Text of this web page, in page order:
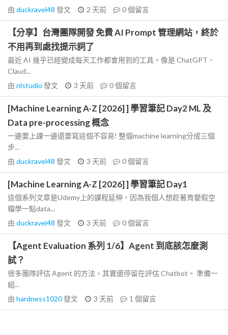
由 duckravel48 發文 2 天前 0個留言
【分享】台灣團隊開發 免費 AI Prompt 管理網站，終於
不用再到處找提示詞了
最近 AI 幾乎已經變成每天工作都會用到的工具。像是 ChatGPT、
Claud...
由 nlstudio 發文 3 天前 0個留言
[Machine Learning A-Z [2026] ] 學習筆記 Day2 ML 及
Data pre-processing 概念
一邊要上課一邊還要寫這個不容易! 整個machine learning分成三個
步...
由 duckravel48 發文 3 天前 0個留言
[Machine Learning A-Z [2026] ] 學習筆記 Day1
這個系列文章是Udemy上的課程延伸，因為我個人想趁著育嬰假空
檔學一點data...
由 duckravel48 發文 3 天前 0個留言
【Agent Evaluation 系列 1/6】Agent 到底該怎麼測
試？
很多團隊評估 Agent 的方法，其實還停留在評估 Chatbot。 準備一
組...
由 hardness1020發文 3 天前 1 個留言